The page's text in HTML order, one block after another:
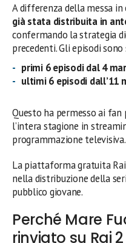
A differenza della messa in
già stata distribuita in
confermando la strategia
precedenti. Gli episodi
primi 6 episodi dal 4
ultimi 6 episodi dall’11
Questo ha permesso ai
l’intera stagione in
programmazione televisiva.
La piattaforma gratuita
nella distribuzione della
pubblico giovane.
Perché Mare
rinviato su Rai 2